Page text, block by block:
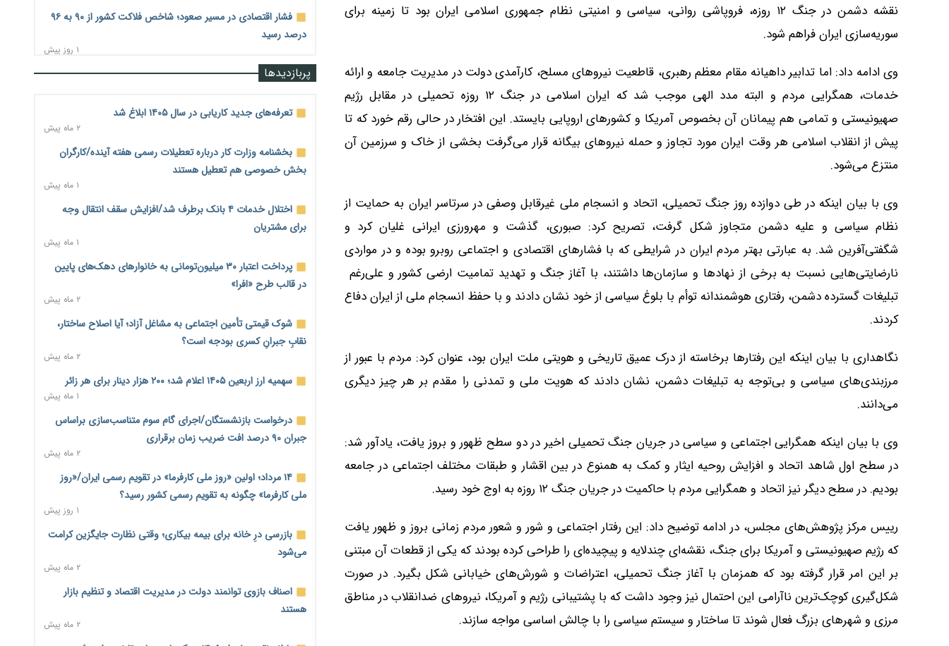
نقشه دشمن در جنگ ۱۲ روزه، فروپاشی روانی، سیاسی و امنیتی نظام جمهوری اسلامی ایران بود تا زمینه برای
سوریه‌سازی ایران فراهم شود.
وی ادامه داد: اما تدابیر داهیانه مقام معظم رهبری، قاطعیت نیروهای مسلح، کارآمدی دولت در مدیریت جامعه و ارائه
خدمات، همگرایی مردم و البته مدد الهی موجب شد که ایران اسلامی در جنگ ۱۲ روزه تحمیلی در مقابل رژیم
صهیونیستی و تمامی هم پیمانان آن بخصوص آمریکا و کشورهای اروپایی بایستد. این افتخار در حالی رقم خورد که تا
پیش از انقلاب اسلامی هر وقت ایران مورد تجاوز و حمله نیروهای بیگانه قرار می‌گرفت بخشی از خاک و سرزمین آن
منتزع می‌شود.
وی با بیان اینکه در طی دوازده روز جنگ تحمیلی، اتحاد و انسجام ملی غیرقابل وصفی در سرتاسر ایران به حمایت از
نظام سیاسی و علیه دشمن متجاوز شکل‌ گرفت، تصریح کرد: صبوری، گذشت و مهرورزی ایرانی غلیان کرد و
شگفتی‌آفرین شد. به عبارتی بهتر مردم ایران در شرایطی که با فشارهای اقتصادی و اجتماعی روبرو بوده و در مواردی
نارضایتی‌هایی نسبت به برخی از نهادها و سازمان‌ها داشتند، با آغاز جنگ و تهدید تمامیت ارضی کشور و علی‌رغم
تبلیغات گسترده دشمن، رفتاری هوشمندانه توأم با بلوغ سیاسی از خود نشان دادند و با حفظ انسجام ملی از ایران دفاع
کردند.
نگاهداری با بیان اینکه این رفتارها برخاسته از درک عمیق تاریخی و هویتی ملت ایران بود، عنوان کرد: مردم با عبور از
مرزبندی‌های سیاسی و بی‌توجه به تبلیغات دشمن، نشان دادند که هویت ملی و تمدنی را مقدم بر هر چیز دیگری
می‌دانند.
وی با بیان اینکه همگرایی اجتماعی و سیاسی در جریان جنگ تحمیلی اخیر در دو سطح ظهور و بروز یافت، یادآور شد:
در سطح اول شاهد اتحاد و افزایش روحیه ایثار و کمک به همنوع در بین اقشار و طبقات مختلف اجتماعی در جامعه
بودیم. در سطح دیگر نیز اتحاد و همگرایی مردم با حاکمیت در جریان جنگ ۱۲ روزه به اوج خود رسید.
رییس مرکز پژوهش‌های مجلس، در ادامه توضیح داد: این رفتار اجتماعی و شور و شعور مردم زمانی بروز و ظهور یافت
که رژیم صهیونیستی و آمریکا برای جنگ، نقشه‌ای چندلایه و پیچیده‌ای را طراحی کرده بودند که یکی از قطعات آن مبتنی
بر این امر قرار گرفته بود که همزمان با آغاز جنگ تحمیلی، اعتراضات و شورش‌های خیابانی شکل بگیرد. در صورت
شکل‌گیری کوچک‌ترین ناآرامی این احتمال نیز وجود داشت که با پشتیبانی رژیم و آمریکا، نیروهای ضدانقلاب در مناطق
مرزی و شهرهای بزرگ فعال شوند تا ساختار و سیستم سیاسی را با چالش اساسی مواجه سازند.
فشار اقتصادی در مسیر صعود؛ شاخص فلاکت کشور از ۹۰ به ۹۶
درصد رسید
۱ روز پیش
رشد ۷۵ هزار میلیاردی بازار خرید اعتباری؛ فین‌تک‌ها وارد میدان
۱ روز پیش
آغاز اجرای پایلوت «ردا کارت» برای دانشجویان تحصیلات تکمیلی
۱ روز پیش
محدودیت تازه برای شبکه بانکی؛ افزایش سپرده قانونی با هدف
کنترل تورم
۱ روز پیش
ترمز تولید خودرو کشیده شد؛ افت ۲۵ درصدی تیراژ ایران‌خودرو،
سایپا و پارس‌خودرو
۱ روز پیش
بنگاه‌داری بانک‌ها؛ مانع بزرگ خانه‌دار شدن مستأجران
نماینده مجلس: توسعه مرزهای زمینی به راهبرد تأمین کالاهای
اساسی تبدیل شود
۱ روز پیش
خانه کارگر قزوین: شکاف دستمزد و هزینه معیشت هر روز عمیق‌تر
می‌شود
۱ روز پیش
رئیس سازمان امور مالیاتی: بلاگرهای پردرآمد مشمول پرداخت
مالیات هستند
۱ روز پیش
پیش‌بینی افزایش تولید برنج؛ نیاز وارداتی کشور به ۵۰۰ هزار تن
کاهش می‌یابد
۱ روز پیش
میلیارد دلاری
۱ روز پیش
پربازدیدها
تعرفه‌های جدید کاریابی در سال ۱۴۰۵ ابلاغ شد
۲ ماه پیش
بخشنامه وزارت کار درباره تعطیلات رسمی هفته آینده/کارگران
بخش خصوصی هم تعطیل هستند
۱ ماه پیش
اختلال خدمات ۴ بانک برطرف شد/افزایش سقف انتقال وجه
برای مشتریان
۱ ماه پیش
پرداخت اعتبار ۳۰ میلیون‌تومانی به خانوارهای دهک‌های پایین
در قالب طرح «افرا»
۲ ماه پیش
شوک قیمتی تأمین اجتماعی به مشاغل آزاد؛ آیا اصلاح ساختار،
نقابِ جبرانِ کسری بودجه است؟
۲ ماه پیش
سهمیه ارز اربعین ۱۴۰۵ اعلام شد؛ ۲۰۰ هزار دینار برای هر زائر
۱ ماه پیش
درخواست بازنشستگان/اجرای گام سوم متناسب‌سازی براساس
جبران ۹۰ درصد افت ضریب زمان برقراری
۲ ماه پیش
۱۴ مرداد؛ اولین «روز ملی کارفرما» در تقویم رسمی ایران/«روز
ملی کارفرما» چگونه به تقویم رسمی کشور رسید؟
۱ روز پیش
بازرسی درِ خانه برای بیمه بیکاری؛ وقتی نظارت جایگزین کرامت
می‌شود
۲ ماه پیش
اصناف بازوی توانمند دولت در مدیریت اقتصاد و تنظیم بازار
هستند
۲ ماه پیش